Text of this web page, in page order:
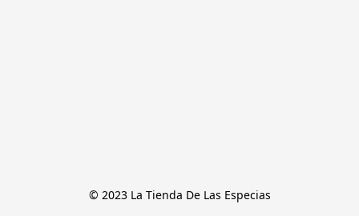
© 2023 La Tienda De Las Especias